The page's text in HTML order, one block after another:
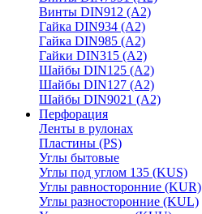
Винты DIN912 (A2)
Гайка DIN934 (A2)
Гайка DIN985 (A2)
Гайки DIN315 (A2)
Шайбы DIN125 (A2)
Шайбы DIN127 (A2)
Шайбы DIN9021 (A2)
Перфорация
Ленты в рулонах
Пластины (PS)
Углы бытовые
Углы под углом 135 (KUS)
Углы равносторонние (KUR)
Углы разносторонние (KUL)